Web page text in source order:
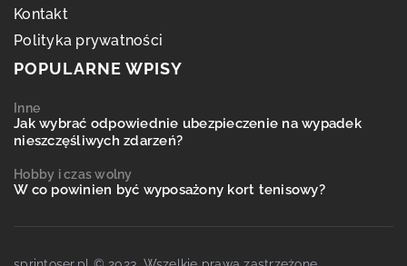
Kontakt
Polityka prywatności
POPULARNE WPISY
Inne
Jak wybrać odpowiednie ubezpieczenie na wypadek
nieszczęśliwych zdarzeń?
Hobby i czas wolny
W co powinien być wyposażony kort tenisowy?